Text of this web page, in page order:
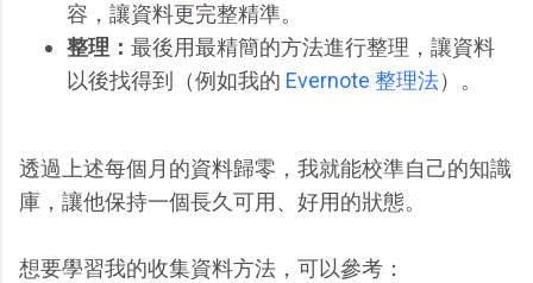
容，讓資料更完整精準。
整理： 最後用最精簡的方法進行整理，讓資料
以後找得到（例如我的 Evernote 整理法）。
透過上述每個月的資料歸零，我就能校準自己的知識
庫，讓他保持一個長久可用、好用的狀態。
想要學習我的收集資料方法，可以參考：